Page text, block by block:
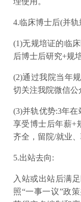
4.临床博士后(并轨
(1)无规培证的临
后博士后研究+规
(2)通过我院当年
切关注我院微信公
(3)并轨优势:3年在
享受博士后年薪+
齐全，留院/就业
5.出站去向:
入站或出站后满
照“一事一议”政